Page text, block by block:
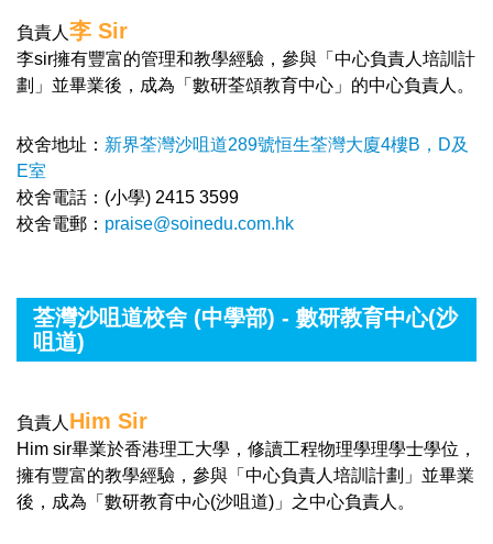
負責人 李 Sir
李sir擁有豐富的管理和教學經驗，參與「中心負責人培訓計
劃」並畢業後，成為「數研荃頌教育中心」的中心負責人。
校舍地址： 新界荃灣沙咀道289號恒生荃灣大廈4樓B，D及
E室
校舍電話：(小學) 2415 3599
校舍電郵： praise@soinedu.com.hk
荃灣沙咀道校舍 (中學部) - 數研教育中心(沙
咀道)
負責人 Him Sir
Him sir畢業於香港理工大學，修讀工程物理學理學士學位，
擁有豐富的教學經驗，參與「中心負責人培訓計劃」並畢業
後，成為「數研教育中心(沙咀道)」之中心負責人。